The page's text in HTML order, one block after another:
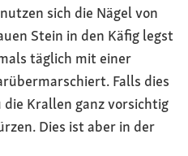
sich die Nägel von
Stein in den Käfig legst
täglich mit einer
Falls dies
Krallen ganz vorsichtig
Dies ist aber in der